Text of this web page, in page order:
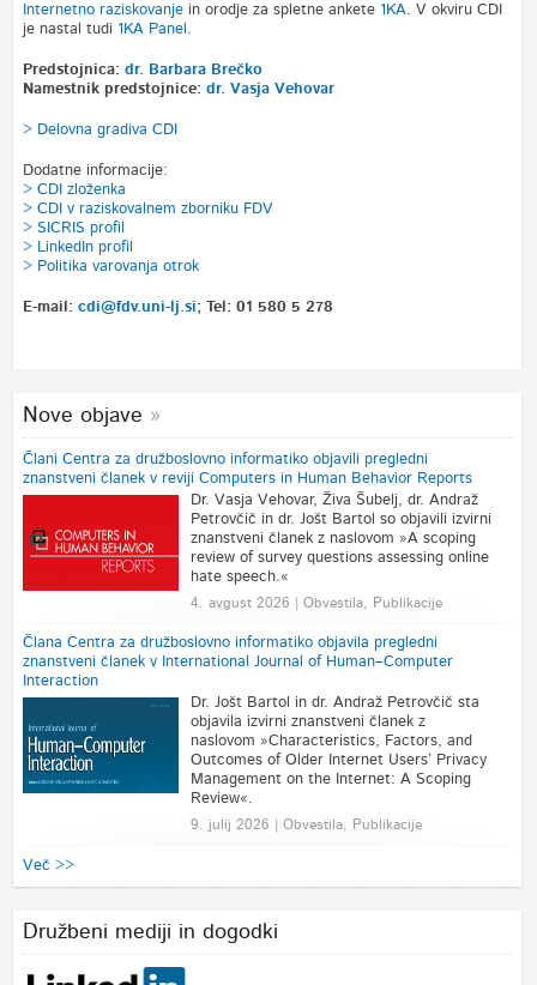
Internetno raziskovanjein orodje za spletne ankete 1KA. V okviru CDI
je nastal tudi 1KA Panel .
Predstojnica: dr. Barbara Brečko
Namestnik predstojnice: dr. Vasja Vehovar
> Delovna gradiva CDI
Dodatne informacije:
> CDI zloženka
> CDI v raziskovalnem zborniku FDV
> SICRIS profil
> LinkedIn profil
> Politika varovanja otrok
E-mail: cdi@fdv.uni-lj.si; Tel: 01 580 5 278
Nove objave
Člani Centra za družboslovno informatiko objavili pregledni
znanstveni članek v reviji Computers in Human Behavior Reports
Dr. Vasja Vehovar, Živa Šubelj, dr. Andraž
Petrovčič in dr. Jošt Bartol so objavili izvirni
znanstveni članek z naslovom »A scoping
review of survey questions assessing online
hate speech.«
4. avgust 2026 | Obvestila, Publikacije
Člana Centra za družboslovno informatiko objavila pregledni
znanstveni članek v International Journal of Human–Computer
Interaction
Dr. Jošt Bartol in dr. Andraž Petrovčič sta
objavila izvirni znanstveni članek z
naslovom »Characteristics, Factors, and
Outcomes of Older Internet Users’ Privacy
Management on the Internet: A Scoping
Review«.
9. julij 2026 | Obvestila, Publikacije
Več >>
Družbeni mediji in dogodki